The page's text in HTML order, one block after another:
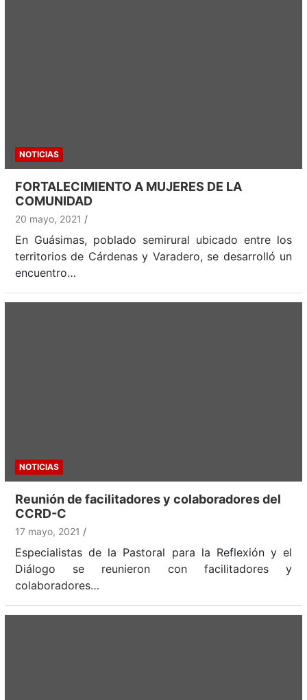
NOTICIAS
FORTALECIMIENTO A MUJERES DE LA
COMUNIDAD
20 mayo, 2021
En Guásimas, poblado semirural ubicado entre los
territorios de Cárdenas y Varadero, se desarrolló un
encuentro…
NOTICIAS
Reunión de facilitadores y colaboradores del
CCRD-C
17 mayo, 2021
Especialistas de la Pastoral para la Reflexión y el
Diálogo se reunieron con facilitadores y
colaboradores…